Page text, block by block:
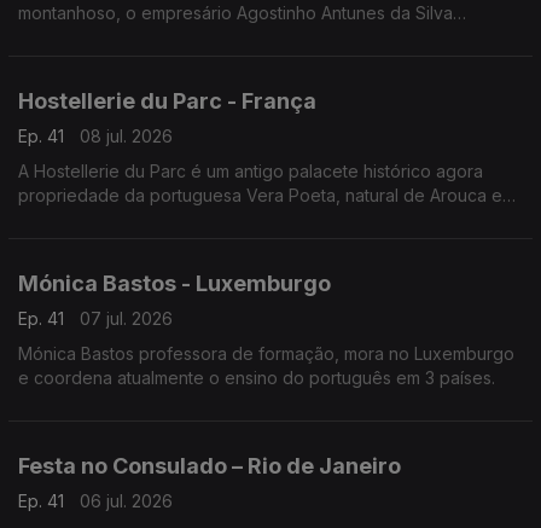
montanhoso, o empresário Agostinho Antunes da Silva
Hostellerie du Parc - França
Ep. 41
08 jul. 2026
A Hostellerie du Parc é um antigo palacete histórico agora
propriedade da portuguesa Vera Poeta, natural de Arouca e
Mónica Bastos - Luxemburgo
Ep. 41
07 jul. 2026
Mónica Bastos professora de formação, mora no Luxemburgo
e coordena atualmente o ensino do português em 3 países.
Festa no Consulado – Rio de Janeiro
Ep. 41
06 jul. 2026